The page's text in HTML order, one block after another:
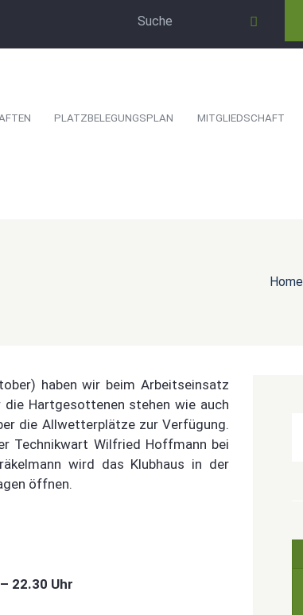
PLATZBELEGUNGSPLAN MITGLIEDSCHAFT
Home
haben wir beim Arbeitseinsatz
Hartgesottenen stehen wie auch
die Allwetterplätze zur Verfügung.
Technikwart Wilfried Hoffmann bei
wird das Klubhaus in der
öffnen.
22.30 Uhr